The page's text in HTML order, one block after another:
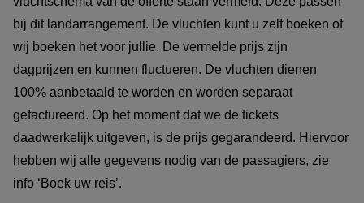
bij dit landarrangement. De vluchten kunt u zelf boeken of
wij boeken het voor jullie. De vermelde prijs zijn
dagprijzen en kunnen fluctueren. De vluchten dienen
100% aanbetaald te worden en worden separaat
gefactureerd. Op het moment dat we de tickets
daadwerkelijk uitgeven, is de prijs gegarandeerd. Hiervoor
hebben wij alle gegevens nodig van de passagiers, zie
info ‘Boek uw reis’.